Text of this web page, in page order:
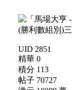
UID 2851
精華 0
積分 113
帖子 70727